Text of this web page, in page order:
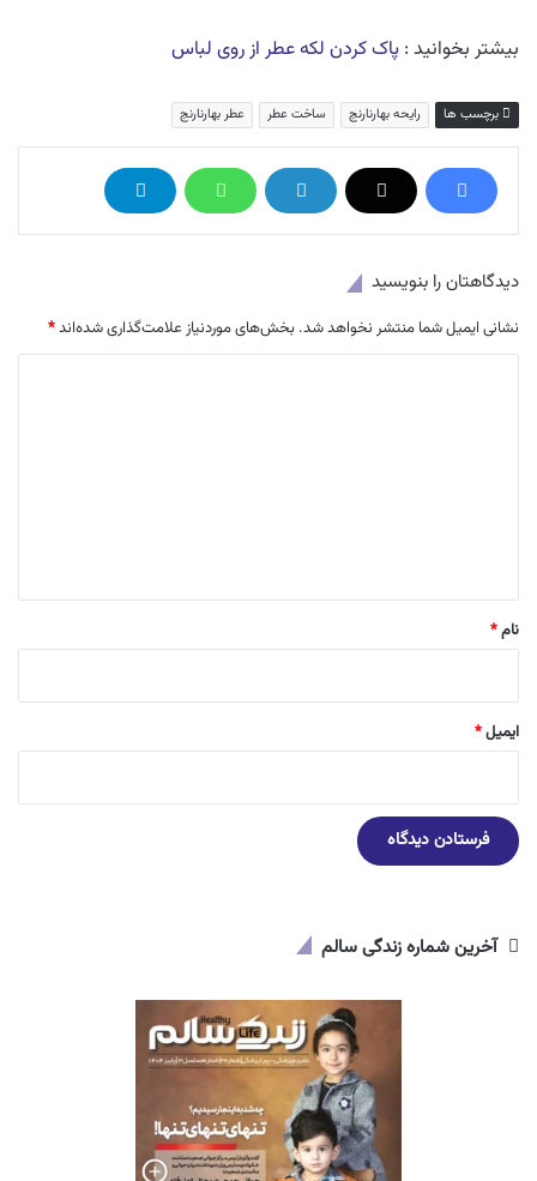
بیشتر بخوانید : پاک کردن لکه عطر از روی لباس
برچسب ها رایحه بهارنارنج ساخت عطر عطر بهارنارنج
دیدگاهتان را بنویسید
نشانی ایمیل شما منتشر نخواهد شد. بخش‌های موردنیاز علامت‌گذاری شده‌اند*
نام*
ایمیل*
آخرین شماره زندگی سالم